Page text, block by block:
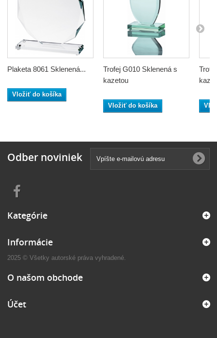
Plaketa 8061 Sklenená...
Vložiť do košíka
Trofej G010 Sklenená s
kazetou
Vložiť do košíka
Odber noviniek
Kategórie
Informácie
2025 © Všetky autorské práva vyhradené.
O našom obchode
Účet